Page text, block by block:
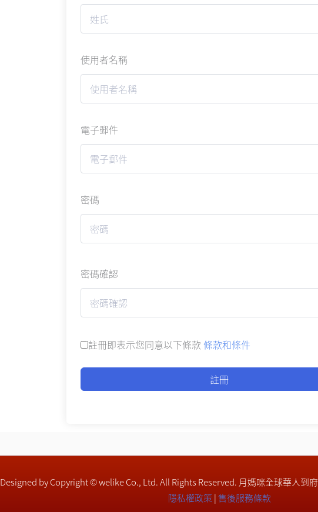
使用者名稱
電子郵件
密碼
密碼確認
註冊即表示您同意以下條款 條款和條件
註冊
Designed by Copyright © welike Co., Ltd. All Rights Reserved. 月媽咪全球華人到
隱私權政策|售後服務條款